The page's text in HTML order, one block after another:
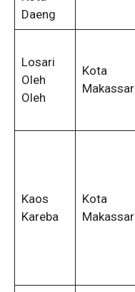
Daeng
Losari
Oleh
Oleh
Kota
Makassar
Kaos
Kareba
Kota
Makassar